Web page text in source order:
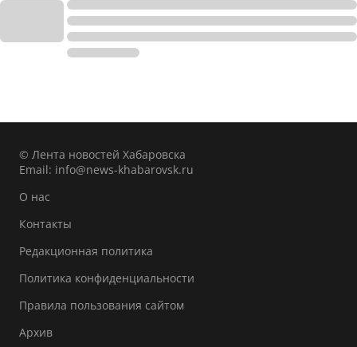
© Лента новостей Хабаровска
Email: info@news-khabarovsk.ru
О нас
Контакты
Редакционная политика
Политика конфиденциальности
Правила пользования сайтом
Архив